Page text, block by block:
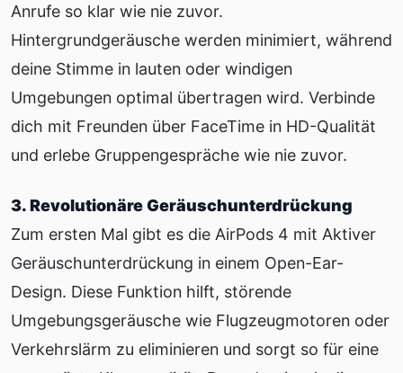
Anrufe so klar wie nie zuvor.
Hintergrundgeräusche werden minimiert, während
deine Stimme in lauten oder windigen
Umgebungen optimal übertragen wird. Verbinde
dich mit Freunden über FaceTime in HD-Qualität
und erlebe Gruppengespräche wie nie zuvor.
3. Revolutionäre Geräuschunterdrückung
Zum ersten Mal gibt es die AirPods 4 mit Aktiver
Geräuschunterdrückung in einem Open-Ear-
Design. Diese Funktion hilft, störende
Umgebungsgeräusche wie Flugzeugmotoren oder
Verkehrslärm zu eliminieren und sorgt so für eine